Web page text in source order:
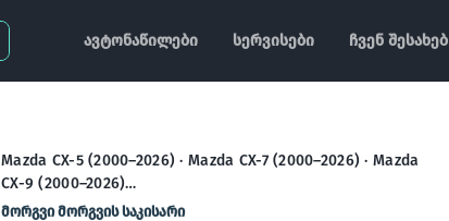
ავტონაწილები სერვისები ჩვენ შესახებ
Mazda CX-5 (2000–2026) · Mazda CX-7 (2000–2026) · Mazda
CX-9 (2000–2026)…
მორგვი მორგვის საკისარი